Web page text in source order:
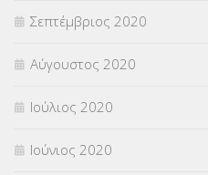
Σεπτέμβριος 2020
Αύγουστος 2020
Ιούλιος 2020
Ιούνιος 2020